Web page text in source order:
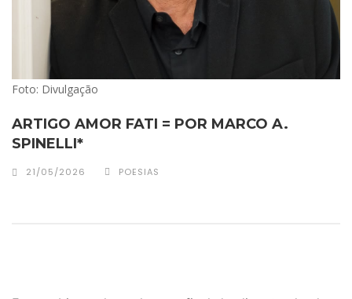
Foto: Divulgação
ARTIGO AMOR FATI = POR MARCO A.
SPINELLI*
21/05/2026 POESIAS